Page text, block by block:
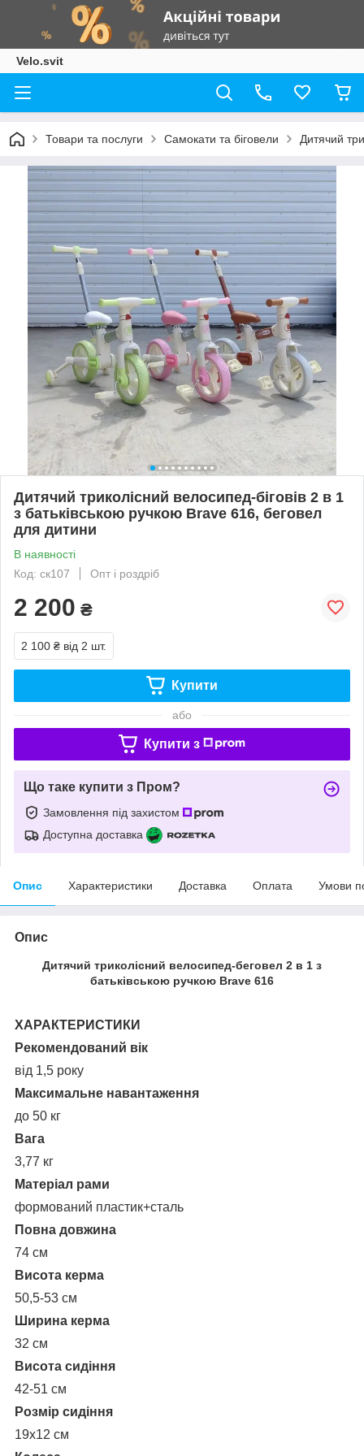
Velo.svit
Товари та послуги Самокати та біговели Дитячий
Дитячий триколісний велосипед-біговів 2 в 1
з батьківською ручкою Brave 616, беговел
для дитини
В наявності
Код: ск107
Опт і роздріб
2 200 ₴
2 100 ₴ від 2 шт.
Купити
або
Купити з
Що таке купити з Пром?
Замовлення під захистом
Доступна доставка
Опис Характеристики Доставка Оплата Умови
Опис
Дитячий триколісний велосипед-беговел 2 в 1 з
батьківською ручкою Brave 616
ХАРАКТЕРИСТИКИ
Рекомендований вік
від 1,5 року
Максимальне навантаження
до 50 кг
Вага
3,77 кг
Матеріал рами
формований пластик+сталь
Повна довжина
74 см
Висота керма
50,5-53 см
Ширина керма
32 см
Висота сидіння
42-51 см
Розмір сидіння
19х12 см